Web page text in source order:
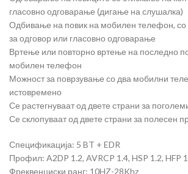
гласовно одговарање (дигање на слушалка)
Одбивање на повик на мобилен телефон, со
за одговор или гласовно одговарање
Вртење или повторно вртење на последно
мобилен телефон
Можност за поврзување со два мобилни
истовремено
Се растегнуваат од двете страни за
Се склопуваат од двете страни за полесен
Спецификација: 5 BT + EDR
Профил: A2DP 1.2, AVRCP 1.4, HSP 1.2, HFP
Фреквенциски ранг: 10HZ-28Khz